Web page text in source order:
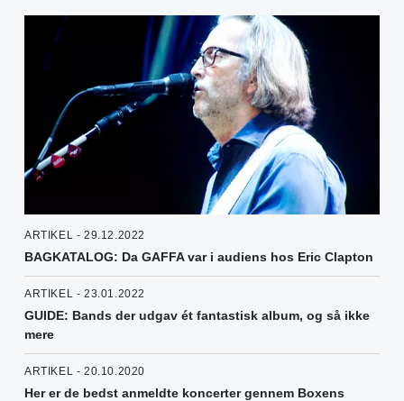
ARTIKEL - 29.12.2022
BAGKATALOG: Da GAFFA var i audiens hos Eric Clapton
ARTIKEL - 23.01.2022
GUIDE: Bands der udgav ét fantastisk album, og så ikke
mere
ARTIKEL - 20.10.2020
Her er de bedst anmeldte koncerter gennem Boxens